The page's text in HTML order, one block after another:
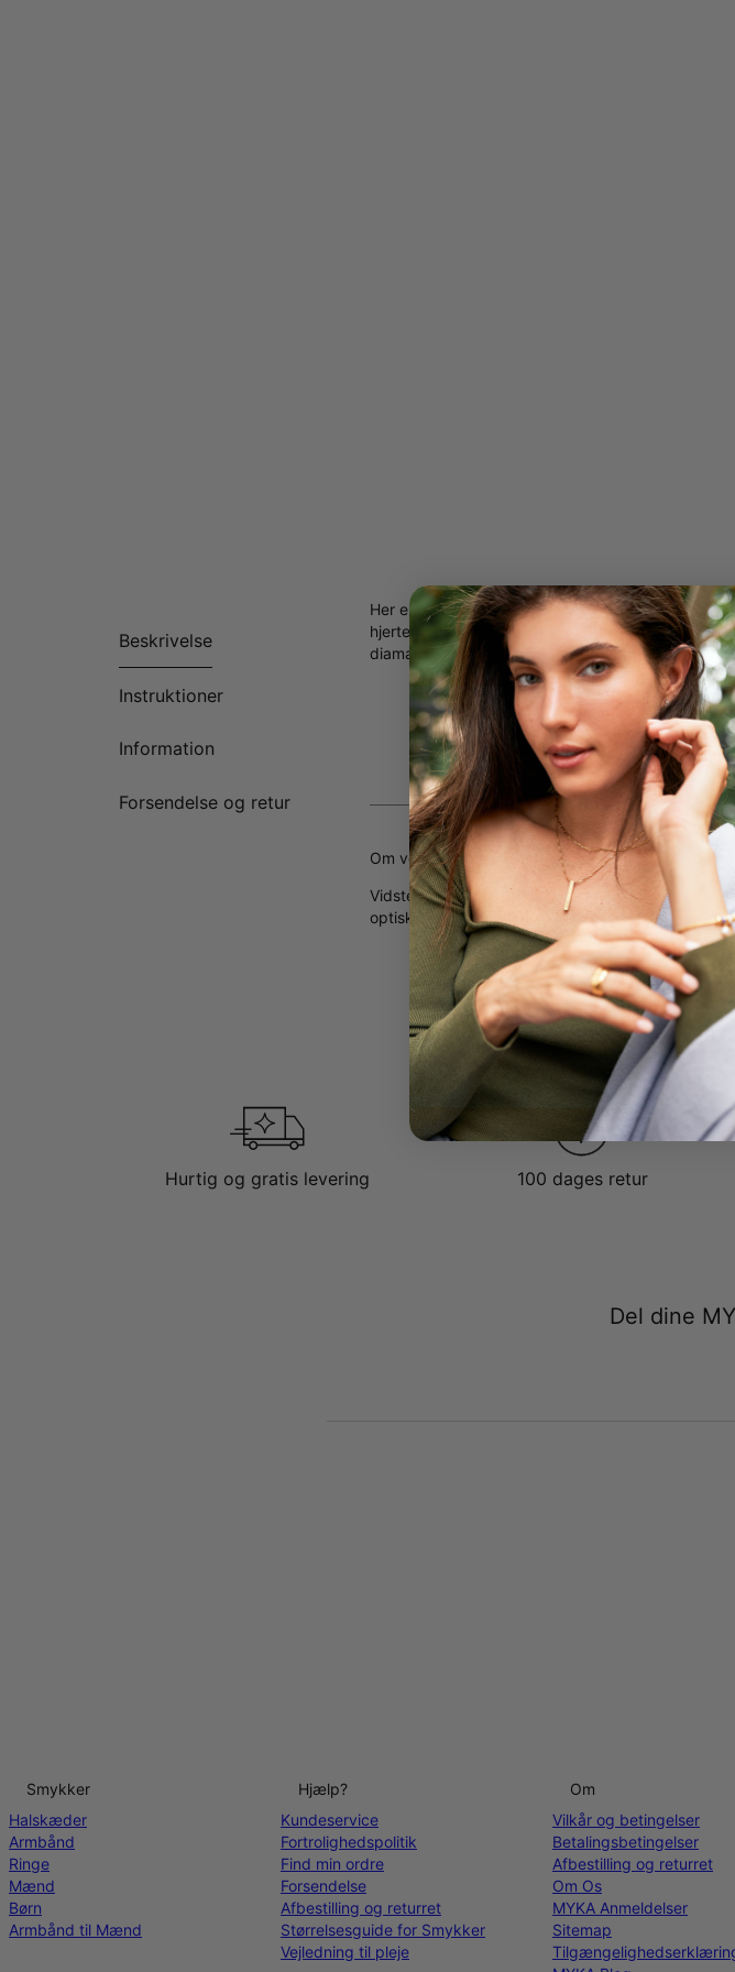
Beskrivelse
Instruktioner
Information
Forsendelse og retur
Her er endnu en måde at give mor dit hjerte på:
hjerteformede vedhæng tilbyder et moderne bud
diamant-accenter for at give den perfekte prik
Lavet i 18K rosaguldbelægning
Personlig med op til 4 navne og
Fås i 3 justerbare længder
Vi personaliserer nøjagtigt som skrevet
Om vores diamanter
Vidste du, atlaboratoriedyrkede diamanter
er
optiske egenskaber, hvilket gør dem umulige at
Hurtig og gratis levering 100 dages retur
Del dine
Smykker
Halskæder
Armbånd
Ringe
Mænd
Børn
Armbånd til Mænd
Hjælp?
Kundeservice
Fortrolighedspolitik
Find min ordre
Forsendelse
Afbestilling og returret
Størrelsesguide for Smykker
Vejledning til pleje
Om
Vilkår og betingelser
Betalingsbetingelser
Afbestilling og returret
Om Os
MYKA Anmeldelser
Sitemap